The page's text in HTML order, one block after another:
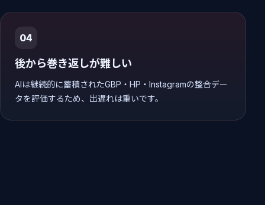
04
後から巻き返しが難しい
AIは継続的に蓄積されたGBP・HP・Instagramの整合デー
タを評価するため、出遅れは重いです。